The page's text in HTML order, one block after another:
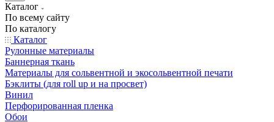
Каталог
По всему сайту
По каталогу
Каталог
Рулонные материалы
Баннерная ткань
Материалы для сольвентной и экосольвентной печати
Бэклиты (для roll up и на просвет)
Винил
Перфорированная пленка
Обои